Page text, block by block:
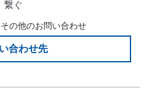
繋ぐ
の他のお問い合わせ
合わせ先